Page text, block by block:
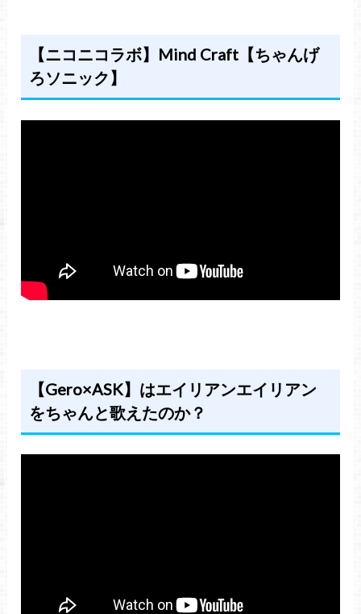
【ニコニコラボ】Mind Craft【ちゃんげ
ろソニック】
【Gero×ASK】はエイリアンエイリアン
をちゃんと歌えたのか？